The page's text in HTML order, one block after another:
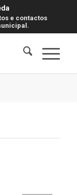
e contactos